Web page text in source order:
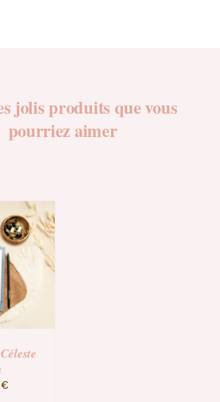
jolis produits que vous
pourriez aimer
€